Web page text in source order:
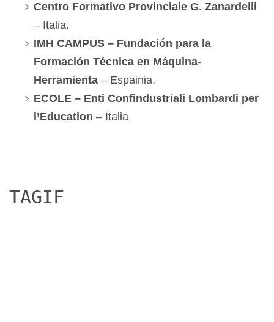
Centro Formativo Provinciale G. Zanardelli
– Italia.
IMH CAMPUS – Fundación para la
Formación Técnica en Máquina-
Herramienta – Espainia.
ECOLE – Enti Confindustriali Lombardi per
l’Education – Italia
TAGIF